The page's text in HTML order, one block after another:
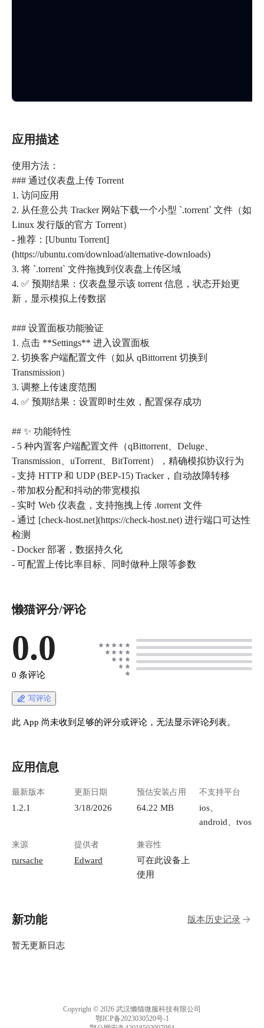
应用描述
使用方法：
### 通过仪表盘上传 Torrent
1. 访问应用
2. 从任意公共 Tracker 网站下载一个小型 `.torrent` 文件（如
Linux 发行版的官方 Torrent）
- 推荐：[Ubuntu Torrent]
(https://ubuntu.com/download/alternative-downloads)
3. 将 `.torrent` 文件拖拽到仪表盘上传区域
4. ✅ 预期结果：仪表盘显示该 torrent 信息，状态开始更
新，显示模拟上传数据
### 设置面板功能验证
1. 点击 **Settings** 进入设置面板
2. 切换客户端配置文件（如从 qBittorrent 切换到
Transmission）
3. 调整上传速度范围
4. ✅ 预期结果：设置即时生效，配置保存成功
## ✨ 功能特性
- 5 种内置客户端配置文件（qBittorrent、Deluge、
Transmission、uTorrent、BitTorrent），精确模拟协议行为
- 支持 HTTP 和 UDP (BEP-15) Tracker，自动故障转移
- 带加权分配和抖动的带宽模拟
- 实时 Web 仪表盘，支持拖拽上传 .torrent 文件
- 通过 [check-host.net](https://check-host.net) 进行端口可达性
检测
- Docker 部署，数据持久化
- 可配置上传比率目标、同时做种上限等参数
懒猫评分/评论
0.0
0 条评论
写评论
此 App 尚未收到足够的评分或评论，无法显示评论列表。
应用信息
最新版本
1.2.1
更新日期
3/18/2026
预估安装占用
64.22 MB
不支持平台
ios、
android、tvos
来源
rursache
提供者
Edward
兼容性
可在此设备上
使用
新功能 版本历史记录
暂无更新日志
Copyright © 2026 武汉懒猫微服科技有限公司
鄂ICP备2023030520号-1